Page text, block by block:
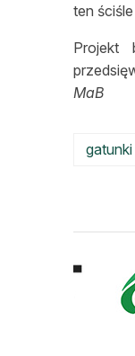
ten
Projekt
MaB